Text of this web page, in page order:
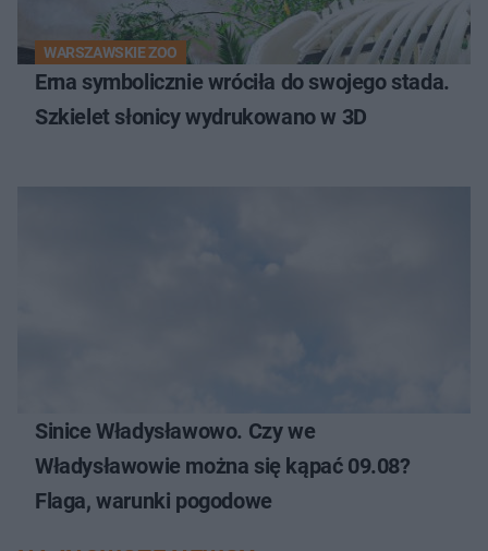
WARSZAWSKIE ZOO
Erna symbolicznie wróciła do swojego stada.
Szkielet słonicy wydrukowano w 3D
Sinice Władysławowo. Czy we
Władysławowie można się kąpać 09.08?
Flaga, warunki pogodowe